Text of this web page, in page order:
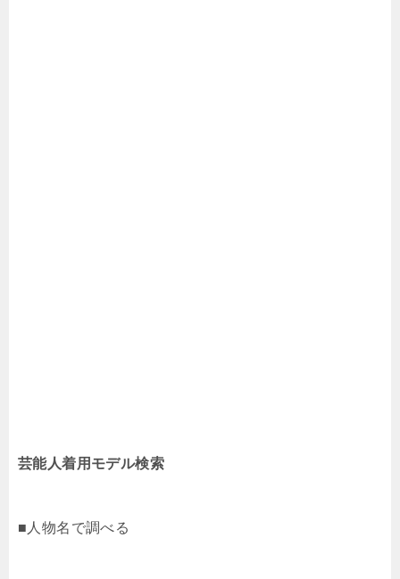
芸能人着用モデル検索
■人物名で調べる